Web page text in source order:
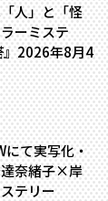
「人」と「怪
ーミステ
2026年8月4
にて実写化・
奈緒子×岸
テリー